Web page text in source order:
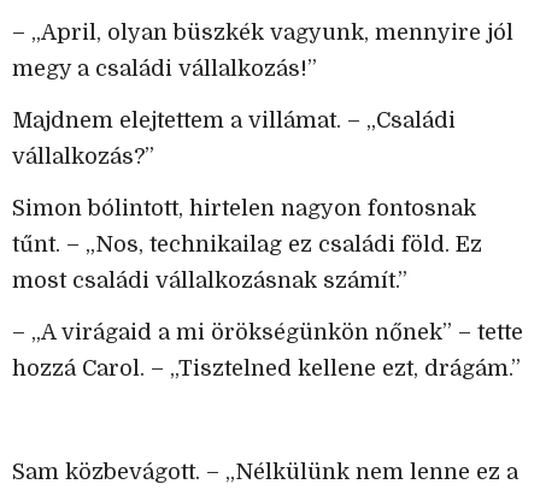
– „April, olyan büszkék vagyunk, mennyire jól
megy a családi vállalkozás!”
Majdnem elejtettem a villámat. – „Családi
vállalkozás?”
Simon bólintott, hirtelen nagyon fontosnak
tűnt. – „Nos, technikailag ez családi föld. Ez
most családi vállalkozásnak számít.”
– „A virágaid a mi örökségünkön nőnek” – tette
hozzá Carol. – „Tisztelned kellene ezt, drágám.”
Sam közbevágott. – „Nélkülünk nem lenne ez a